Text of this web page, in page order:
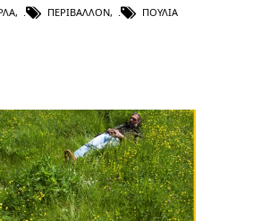
, ΠΕΡΙΒΆΛΛΟΝ, ΠΟΥΛΙΆ